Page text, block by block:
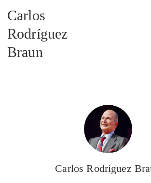
Carlos
Rodríguez
Braun
Carlos Rodríguez